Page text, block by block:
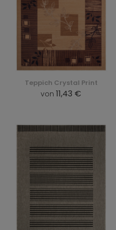
Teppich Crystal Print
von 11,43 €